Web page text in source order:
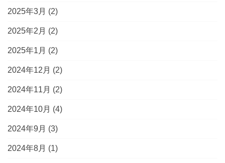
2025年3月 (2)
2025年2月 (2)
2025年1月 (2)
2024年12月 (2)
2024年11月 (2)
2024年10月 (4)
2024年9月 (3)
2024年8月 (1)